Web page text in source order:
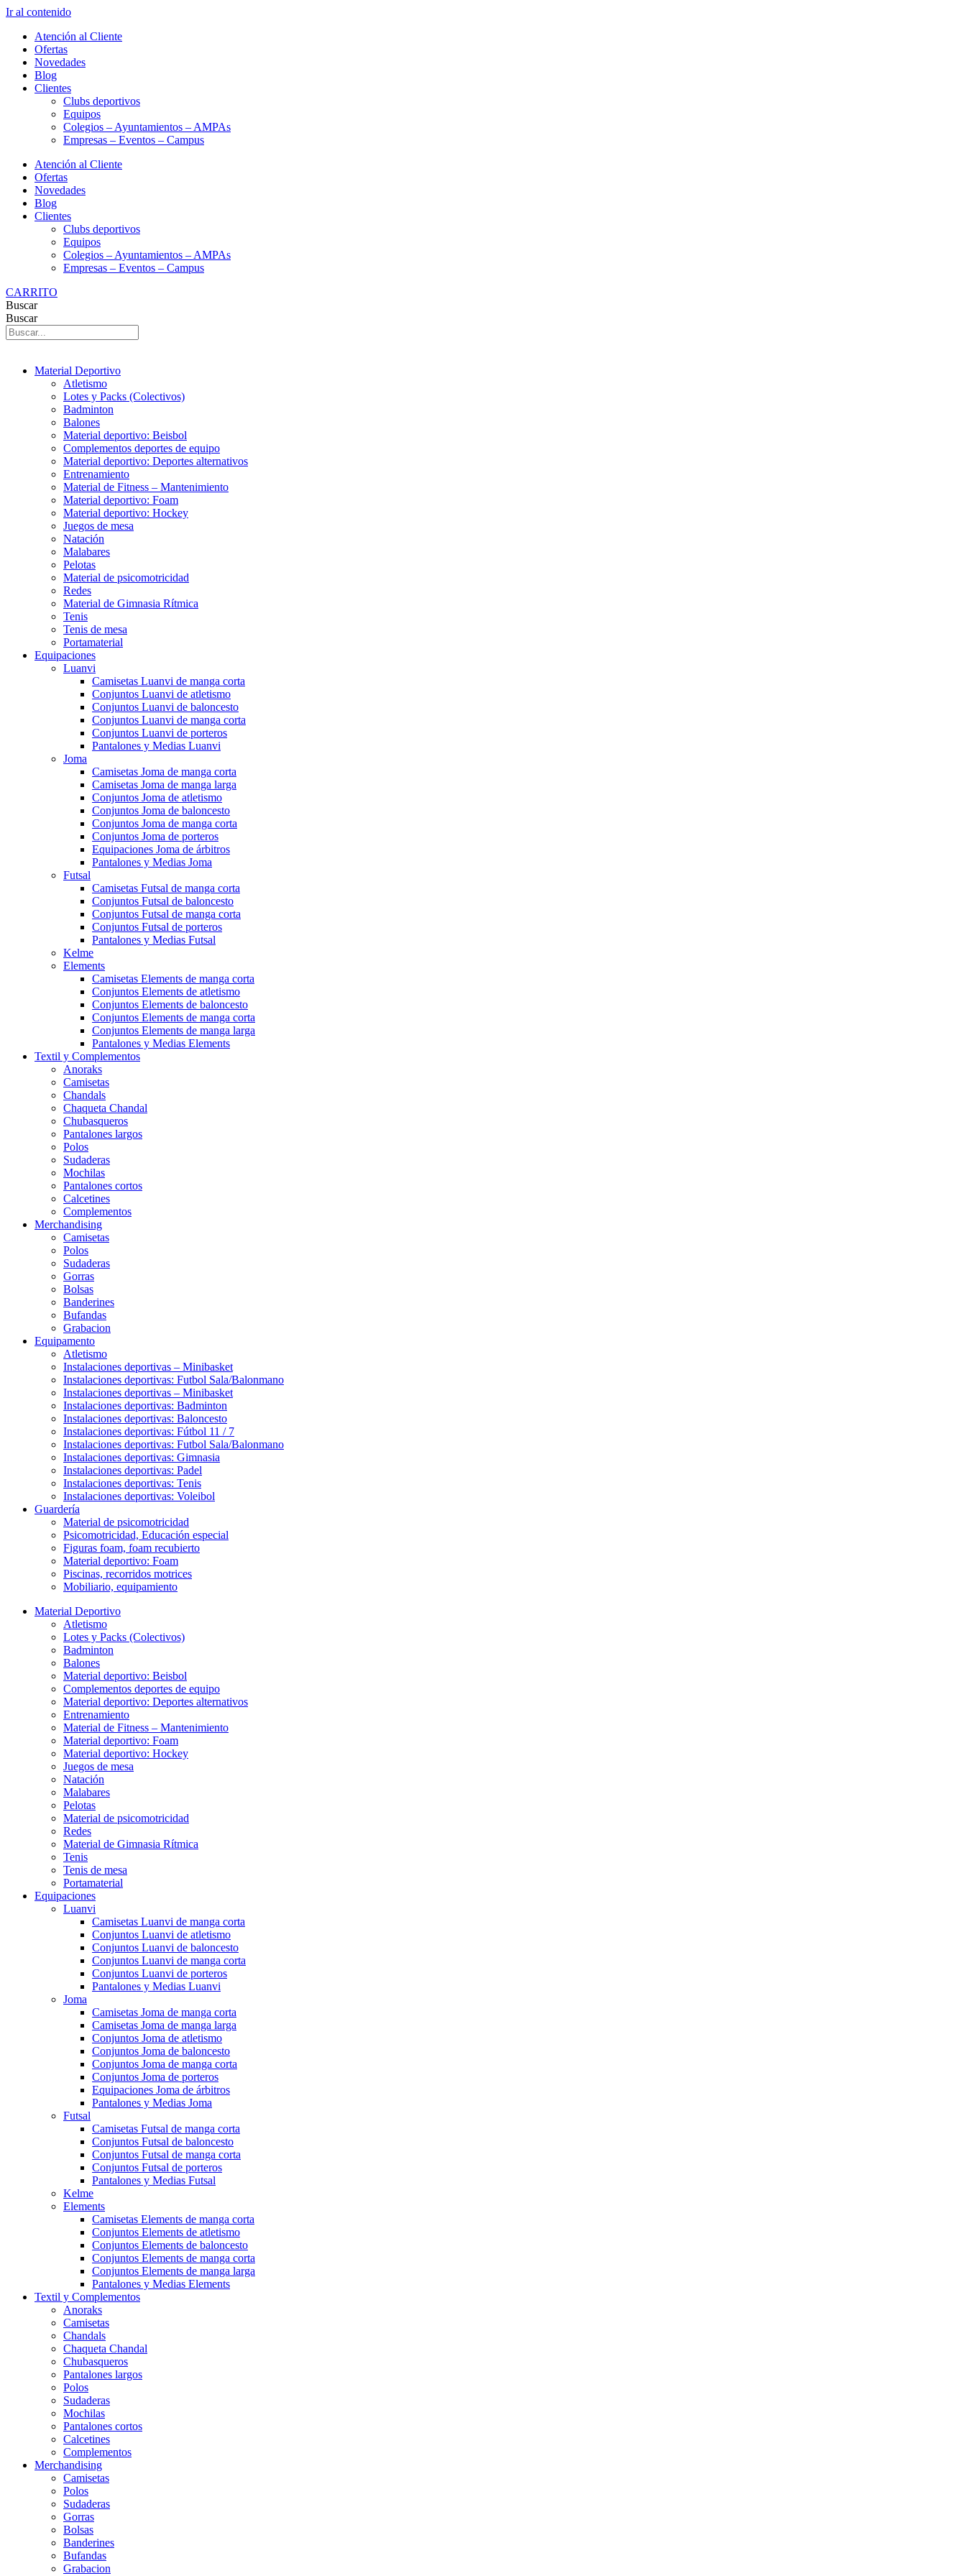
Ir al contenido
Atención al Cliente
Ofertas
Novedades
Blog
Clientes
Clubs deportivos
Equipos
Colegios – Ayuntamientos – AMPAs
Empresas – Eventos – Campus
Atención al Cliente
Ofertas
Novedades
Blog
Clientes
Clubs deportivos
Equipos
Colegios – Ayuntamientos – AMPAs
Empresas – Eventos – Campus
CARRITO
Buscar
Buscar
Material Deportivo
Atletismo
Lotes y Packs (Colectivos)
Badminton
Balones
Material deportivo: Beisbol
Complementos deportes de equipo
Material deportivo: Deportes alternativos
Entrenamiento
Material de Fitness – Mantenimiento
Material deportivo: Foam
Material deportivo: Hockey
Juegos de mesa
Natación
Malabares
Pelotas
Material de psicomotricidad
Redes
Material de Gimnasia Rítmica
Tenis
Tenis de mesa
Portamaterial
Equipaciones
Luanvi
Camisetas Luanvi de manga corta
Conjuntos Luanvi de atletismo
Conjuntos Luanvi de baloncesto
Conjuntos Luanvi de manga corta
Conjuntos Luanvi de porteros
Pantalones y Medias Luanvi
Joma
Camisetas Joma de manga corta
Camisetas Joma de manga larga
Conjuntos Joma de atletismo
Conjuntos Joma de baloncesto
Conjuntos Joma de manga corta
Conjuntos Joma de porteros
Equipaciones Joma de árbitros
Pantalones y Medias Joma
Futsal
Camisetas Futsal de manga corta
Conjuntos Futsal de baloncesto
Conjuntos Futsal de manga corta
Conjuntos Futsal de porteros
Pantalones y Medias Futsal
Kelme
Elements
Camisetas Elements de manga corta
Conjuntos Elements de atletismo
Conjuntos Elements de baloncesto
Conjuntos Elements de manga corta
Conjuntos Elements de manga larga
Pantalones y Medias Elements
Textil y Complementos
Anoraks
Camisetas
Chandals
Chaqueta Chandal
Chubasqueros
Pantalones largos
Polos
Sudaderas
Mochilas
Pantalones cortos
Calcetines
Complementos
Merchandising
Camisetas
Polos
Sudaderas
Gorras
Bolsas
Banderines
Bufandas
Grabacion
Equipamento
Atletismo
Instalaciones deportivas – Minibasket
Instalaciones deportivas: Futbol Sala/Balonmano
Instalaciones deportivas – Minibasket
Instalaciones deportivas: Badminton
Instalaciones deportivas: Baloncesto
Instalaciones deportivas: Fútbol 11 / 7
Instalaciones deportivas: Futbol Sala/Balonmano
Instalaciones deportivas: Gimnasia
Instalaciones deportivas: Padel
Instalaciones deportivas: Tenis
Instalaciones deportivas: Voleibol
Guardería
Material de psicomotricidad
Psicomotricidad, Educación especial
Figuras foam, foam recubierto
Material deportivo: Foam
Piscinas, recorridos motrices
Mobiliario, equipamiento
Material Deportivo
Atletismo
Lotes y Packs (Colectivos)
Badminton
Balones
Material deportivo: Beisbol
Complementos deportes de equipo
Material deportivo: Deportes alternativos
Entrenamiento
Material de Fitness – Mantenimiento
Material deportivo: Foam
Material deportivo: Hockey
Juegos de mesa
Natación
Malabares
Pelotas
Material de psicomotricidad
Redes
Material de Gimnasia Rítmica
Tenis
Tenis de mesa
Portamaterial
Equipaciones
Luanvi
Camisetas Luanvi de manga corta
Conjuntos Luanvi de atletismo
Conjuntos Luanvi de baloncesto
Conjuntos Luanvi de manga corta
Conjuntos Luanvi de porteros
Pantalones y Medias Luanvi
Joma
Camisetas Joma de manga corta
Camisetas Joma de manga larga
Conjuntos Joma de atletismo
Conjuntos Joma de baloncesto
Conjuntos Joma de manga corta
Conjuntos Joma de porteros
Equipaciones Joma de árbitros
Pantalones y Medias Joma
Futsal
Camisetas Futsal de manga corta
Conjuntos Futsal de baloncesto
Conjuntos Futsal de manga corta
Conjuntos Futsal de porteros
Pantalones y Medias Futsal
Kelme
Elements
Camisetas Elements de manga corta
Conjuntos Elements de atletismo
Conjuntos Elements de baloncesto
Conjuntos Elements de manga corta
Conjuntos Elements de manga larga
Pantalones y Medias Elements
Textil y Complementos
Anoraks
Camisetas
Chandals
Chaqueta Chandal
Chubasqueros
Pantalones largos
Polos
Sudaderas
Mochilas
Pantalones cortos
Calcetines
Complementos
Merchandising
Camisetas
Polos
Sudaderas
Gorras
Bolsas
Banderines
Bufandas
Grabacion